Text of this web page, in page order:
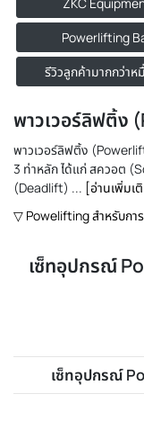
Powerlifting
รีวิวลูกค้ามากกว่า
พาวเวอร์ลิฟติ้ง
พาวเวอร์ลิฟติ้ง
3 ท่าหลัก ได้แก่ สควอต
(Deadlift) ... [อ่านเพิ่มเ
▽ Powelifting สำหรับกา
เซ็ทอุปกรณ์
เซ็ทอุปกรณ์